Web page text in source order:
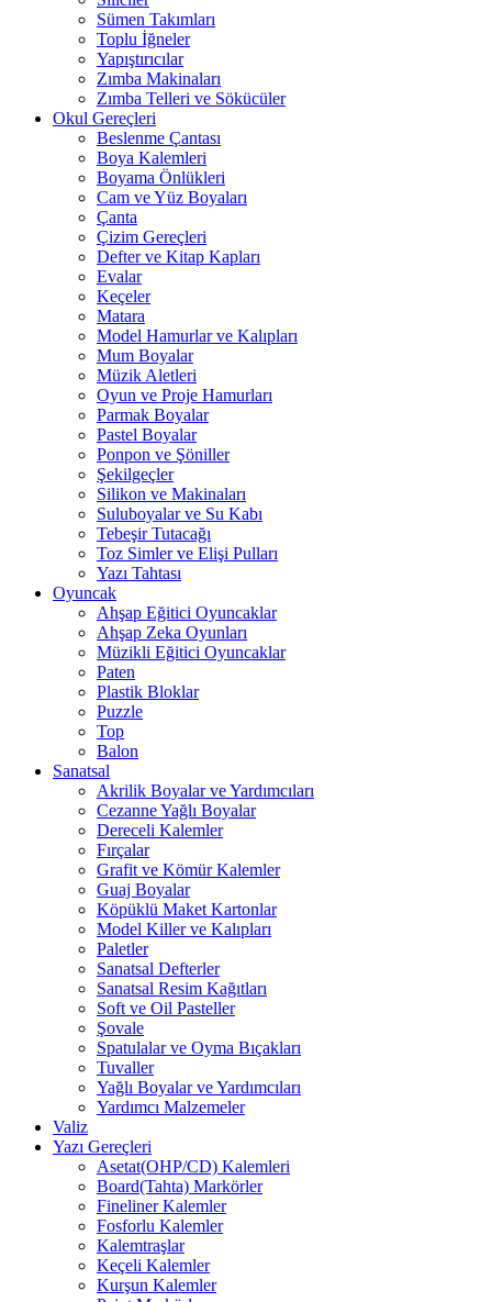
Sümen Takımları
Toplu İğneler
Yapıştırıcılar
Zımba Makinaları
Zımba Telleri ve Sökücüler
Okul Gereçleri
Beslenme Çantası
Boya Kalemleri
Boyama Önlükleri
Cam ve Yüz Boyaları
Çanta
Çizim Gereçleri
Defter ve Kitap Kapları
Evalar
Keçeler
Matara
Model Hamurlar ve Kalıpları
Mum Boyalar
Müzik Aletleri
Oyun ve Proje Hamurları
Parmak Boyalar
Pastel Boyalar
Ponpon ve Şöniller
Şekilgeçler
Silikon ve Makinaları
Suluboyalar ve Su Kabı
Tebeşir Tutacağı
Toz Simler ve Elişi Pulları
Yazı Tahtası
Oyuncak
Ahşap Eğitici Oyuncaklar
Ahşap Zeka Oyunları
Müzikli Eğitici Oyuncaklar
Paten
Plastik Bloklar
Puzzle
Top
Balon
Sanatsal
Akrilik Boyalar ve Yardımcıları
Cezanne Yağlı Boyalar
Dereceli Kalemler
Fırçalar
Grafit ve Kömür Kalemler
Guaj Boyalar
Köpüklü Maket Kartonlar
Model Killer ve Kalıpları
Paletler
Sanatsal Defterler
Sanatsal Resim Kağıtları
Soft ve Oil Pasteller
Şovale
Spatulalar ve Oyma Bıçakları
Tuvaller
Yağlı Boyalar ve Yardımcıları
Yardımcı Malzemeler
Valiz
Yazı Gereçleri
Asetat(OHP/CD) Kalemleri
Board(Tahta) Markörler
Fineliner Kalemler
Fosforlu Kalemler
Kalemtraşlar
Keçeli Kalemler
Kurşun Kalemler